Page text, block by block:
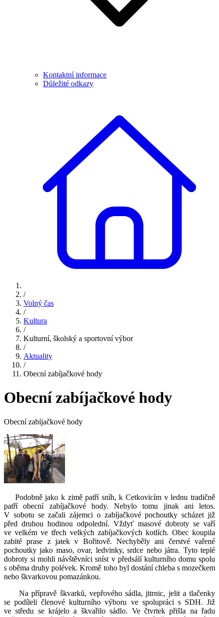
Kontaktní informace
Důležité odkazy
/
Volný čas
/
Kultura
/
Kulturní, školský a sportovní výbor
/
Aktuality
/
Obecní zabíjačkové hody
Obecní zabíjačkové hody
Obecní zabíjačkové hody
Podobně jako k zimě patří sníh, k Cetkovicím v lednu tradičně
patří obecní zabíjačkové hody. Nebylo tomu jinak ani letos.
V sobotu se začali zájemci o zabíjačkové pochoutky scházet již
před druhou hodinou odpolední. Vždyť masové dobroty se vaří
ve velkém ve třech velkých zabíjačkových kotlích. Obec koupila
zabité prase z jatek v Bořitově. Nechyběly ani čerstvé vařené
pochoutky jako maso, ovar, ledvinky, srdce nebo játra. Tyto teplé
dobroty si mohli návštěvníci sníst v předsálí kulturního domu spolu
s oběma druhy polévek. Kromě toho byl dostání chleba s mozečkem
nebo škvarkovou pomazánkou.
Na přípravě škvarků, vepřového sádla, jitrnic, jelit a tlačenky
se podíleli členové kulturního výboru ve spolupráci s SDH. Již
ve středu se krájelo a škvařilo sádlo. Ve čtvrtek přišla na řadu